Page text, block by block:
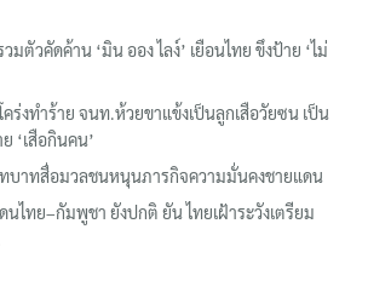
มตัวคัดค้าน ‘มิน ออง ไลง์’ เยือนไทย ขึงป้าย ‘ไม่
ร่งทำร้าย จนท.ห้วยขาแข้งเป็นลูกเสือวัยซน เป็น
‘เสือกินคน’
บาทสื่อมวลชนหนุนภารกิจความมั่นคงชายแดน
ไทย–กัมพูชา ยังปกติ ยัน ไทยเฝ้าระวังเตรียม